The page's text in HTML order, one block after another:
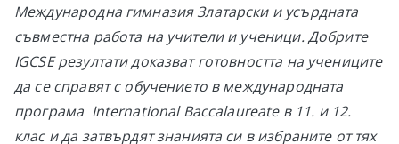
Международна гимназия Златарски и усърдната
съвместна работа на учители и ученици. Добрите
IGCSE резултати доказват готовността на учениците
да се справят с обучението в международната
програма International Baccalaureate в 11. и 12.
клас и да затвърдят знанията си в избраните от тях